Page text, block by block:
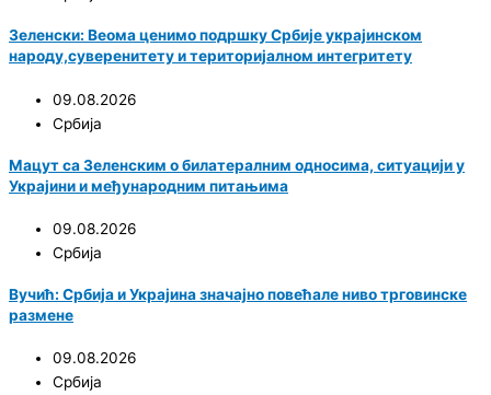
Зеленски: Веома ценимо подршку Србије украјинском
народу,суверенитету и територијалном интегритету
09.08.2026
Србија
Мацут са Зеленским о билатералним односима, ситуацији у
Украјини и међународним питањима
09.08.2026
Србија
Вучић: Србија и Украјина значајно повећале ниво трговинске
размене
09.08.2026
Србија